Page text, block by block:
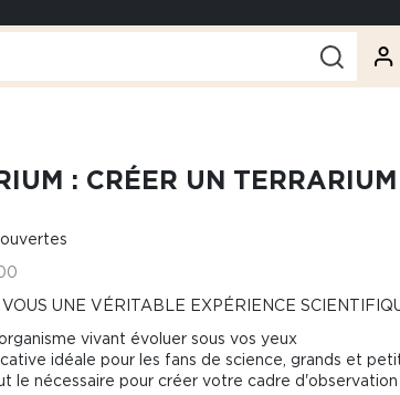
: CRÉER UN
UNE VÉRITABLE EXPÉRIENCE
vivant évoluer sous vos yeux
idéale pour les fans de science, grands et
le nécessaire pour créer votre cadre d'observation